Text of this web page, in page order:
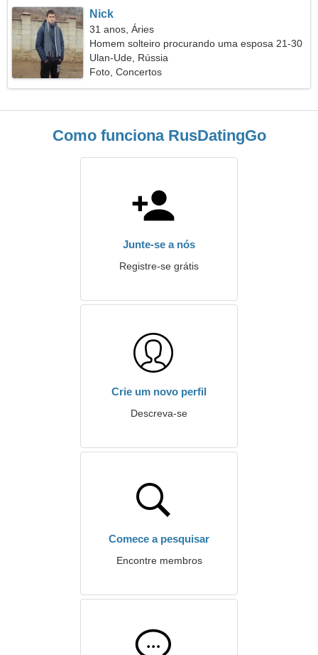
Nick
31 anos, Áries
Homem solteiro procurando uma esposa 21-30
Ulan-Ude, Rússia
Foto, Concertos
Como funciona RusDatingGo
Junte-se a nós
Registre-se grátis
Crie um novo perfil
Descreva-se
Comece a pesquisar
Encontre membros